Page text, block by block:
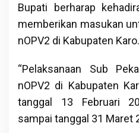
Bupati berharap
memberikan masukan
nOPV2 di Kabupaten Karo.
“Pelaksanaan Sub
nOPV2 di Kabupaten
tanggal 13 Februari
sampai tanggal 31 Maret